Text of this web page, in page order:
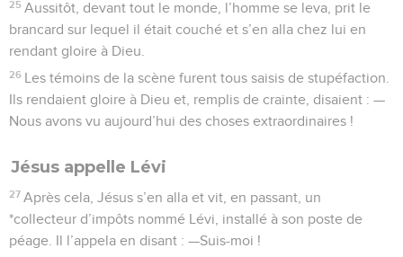
25 Aussitôt, devant tout le monde, l’homme se leva, prit le
brancard sur lequel il était couché et s’en alla chez lui en
rendant gloire à Dieu.
26 Les témoins de la scène furent tous saisis de stupéfaction.
Ils rendaient gloire à Dieu et, remplis de crainte, disaient : —
Nous avons vu aujourd’hui des choses extraordinaires !
Jésus appelle Lévi
27 Après cela, Jésus s’en alla et vit, en passant, un
*collecteur d’impôts nommé Lévi, installé à son poste de
péage. Il l’appela en disant : —Suis-moi !